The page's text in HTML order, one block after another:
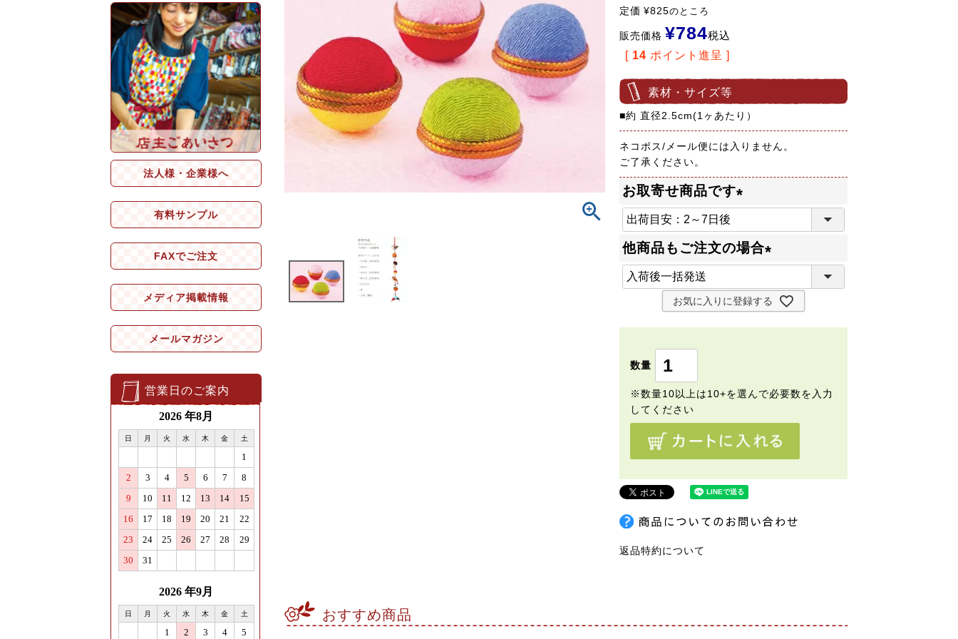
法人様・企業様へ
有料サンプル
FAXでご注文
メディア掲載情報
メールマガジン
営業日のご案内
定価 ¥825のところ
販売価格 ¥784税込
[ 14 ポイント進呈 ]
素材・サイズ等
■約 直径2.5cm(1ヶあたり）
ネコポス/メール便には入りません。
ご了承ください。
お取寄せ商品です
必
他商品もご注文の場合
必
お気に入りに登録する
返品特約について
おすすめ商品